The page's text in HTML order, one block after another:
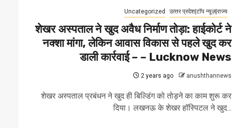
Uncategorized उत्‍तर प्रदेश|टॉप न्यूज़|राज्य
शेखर अस्पताल ने खुद अवैध निर्माण तोड़ा: हाईकोर्ट ने
नक्शा मांगा, लेकिन आवास विकास से पहले खुद कर
डाली कार्रवाई – – Lucknow News
2 years ago anushthannews
शेखर अस्पताल प्रबंधन ने खुद ही बिल्डिंग को तोड़ने का काम शुरू कर
दिया। लखनऊ के शेखर हॉस्पिटल ने खुद...